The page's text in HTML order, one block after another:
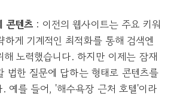
콘텐츠 : 이전의 웹사이트는 주요 키워
하게 기계적인 최적화를 통해 검색엔
해 노력했습니다. 하지만 이제는 잠재
법한 질문에 답하는 형태로 콘텐츠를
예를 들어, '해수욕장 근처 호텔'이라